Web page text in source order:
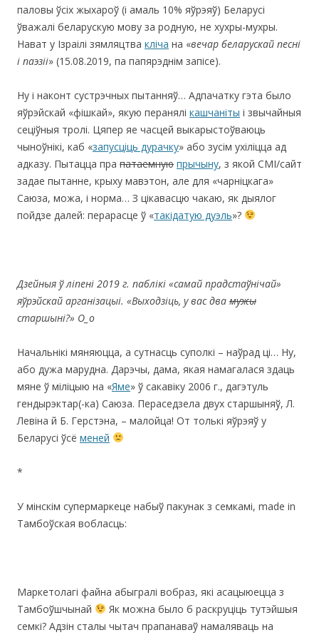
паловы ўсіх жыхароў (і амаль 10% яўрэяў) Беларусі
ўважалі беларускую мову за родную, не хухры-мухры.
Нават у Ізраілі зямляцтва кліча на «вечар беларускай песні
і паэзіі» (15.08.2019, па папярэднім запісе).
Ну і наконт сустрэчных пытанняў… Адпачатку гэта было
яўрэйскай «фішкай», якую перанялі кашчаніты і звычайныя
сеціўныя тролі. Цяпер яе часцей выкарыстоўваюць
чыноўнікі, каб «запусціць дурачку» або зусім ухіліцца ад
адказу. Пытацца пра патаемную прычыну, з якой СМІ/сайт
задае пытанне, крыху мавэтон, але для «чарніцкага»
Саюза, можа, і норма… З цікавасцю чакаю, як дыялог
пойдзе далей: перарасце ў «такідатую дуэль»?
Дзейныя ў ліпені 2019 г. паблікі «самай прадстаўнічай»
яўрэйскай арганізацыі. «Выходзіць, у вас два мужы
старшыні?» O_ о
Начальнікі мяняюцца, а сутнасць суполкі – наўрад ці… Ну,
або дужа марудна. Дарэчы, дама, якая намагалася здаць
мяне ў міліцыю на «Яме» ў сакавіку 2006 г., дагэтуль
гендырэктар(-ка) Саюза. Пераседзела двух старшыняў, Л.
Левіна й Б. Герстэна, – малойца! От толькі яўрэяў у
Беларусі ўсё меней
*
У мінскім супермаркеце набыў пакунак з семкамі, made in
Тамбоўская вобласць:
Маркетолагі файна абыгралі вобраз, які асацыюецца з
Тамбоўшчынай
Як можна было б раскруціць тутэйшыя
семкі? Адзін сталы чытач прапанаваў намаляваць на